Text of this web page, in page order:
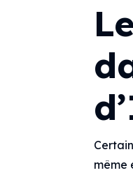
même